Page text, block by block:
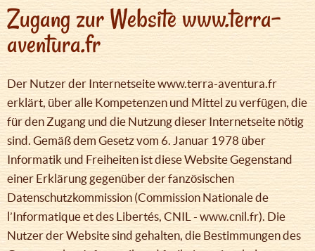
Zugang zur Website www.terra-
aventura.fr
Der Nutzer der Internetseite www.terra-aventura.fr
erklärt, über alle Kompetenzen und Mittel zu verfügen, die
für den Zugang und die Nutzung dieser Internetseite nötig
sind. Gemäß dem Gesetz vom 6. Januar 1978 über
Informatik und Freiheiten ist diese Website Gegenstand
einer Erklärung gegenüber der fanzösischen
Datenschutzkommission (Commission Nationale de
l’Informatique et des Libertés, CNIL - www.cnil.fr). Die
Nutzer der Website sind gehalten, die Bestimmungen des